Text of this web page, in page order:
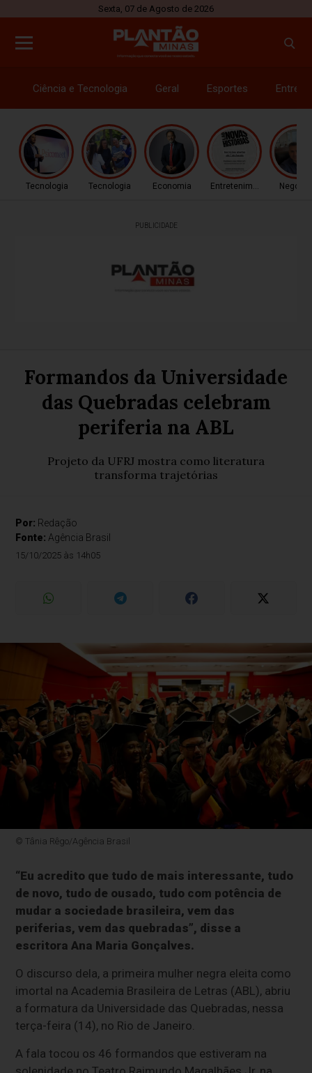
Sexta, 07 de Agosto de 2026
Ciência e Tecnologia Geral Esportes
Tecnologia Tecnologia Economia Entretenimento
PUBLICIDADE
Formandos da Universidade
das Quebradas celebram
periferia na ABL
Projeto da UFRJ mostra como literatura
transforma trajetórias
Por: Redação
Fonte: Agência Brasil
15/10/2025 às 14h05
© Tânia Rêgo/Agência Brasil
“Eu acredito que tudo de mais interessante, tudo
de novo, tudo de ousado, tudo com potência de
mudar a sociedade brasileira, vem das
periferias, vem das quebradas”, disse a
escritora Ana Maria Gonçalves.
O discurso dela, a primeira mulher negra eleita como
imortal na Academia Brasileira de Letras (ABL), abriu
a formatura da Universidade das Quebradas, nessa
terça-feira (14), no Rio de Janeiro.
A fala tocou os 46 formandos que estiveram na